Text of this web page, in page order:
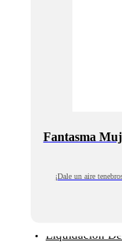
Fantasma
¡Dale un aire
Liquidación